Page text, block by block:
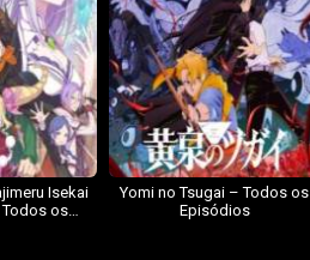
Isekai
os
Yomi no Tsugai – Todos os
Episódios